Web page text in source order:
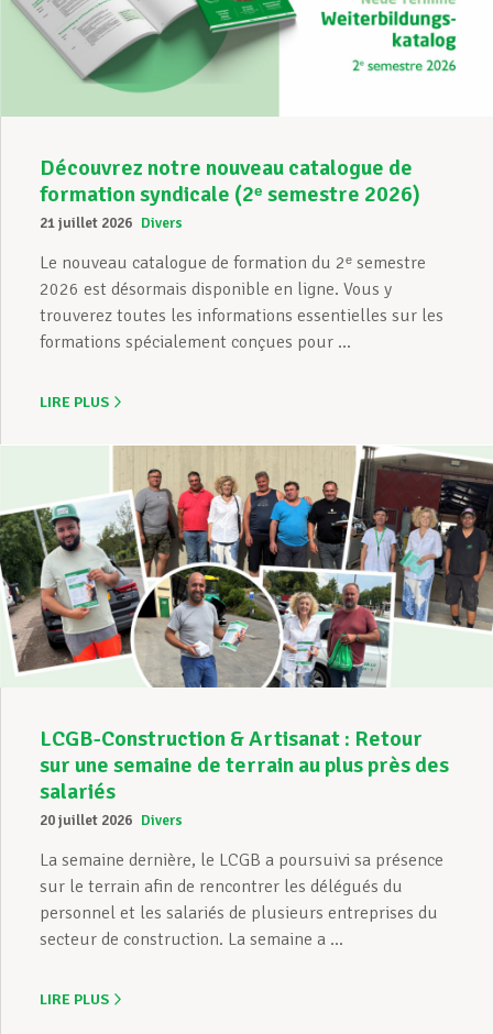
Découvrez notre nouveau catalogue de
formation syndicale (2ᵉ semestre 2026)
21 juillet 2026 Divers
Le nouveau catalogue de formation du 2ᵉ semestre
2026 est désormais disponible en ligne. Vous y
trouverez toutes les informations essentielles sur les
formations spécialement conçues pour ...
LIRE PLUS
LCGB-Construction & Artisanat : Retour
sur une semaine de terrain au plus près des
salariés
20 juillet 2026 Divers
La semaine dernière, le LCGB a poursuivi sa présence
sur le terrain afin de rencontrer les délégués du
personnel et les salariés de plusieurs entreprises du
secteur de construction. La semaine a ...
LIRE PLUS